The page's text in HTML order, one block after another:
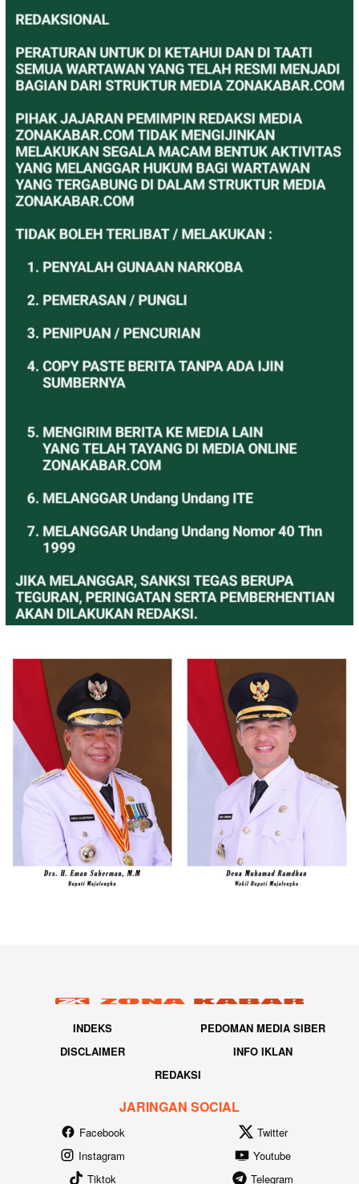
INDEKS
PEDOMAN MEDIA SIBER
DISCLAIMER
INFO IKLAN
REDAKSI
JARINGAN SOCIAL
Facebook
Twitter
Instagram
Youtube
Tiktok
Telegram